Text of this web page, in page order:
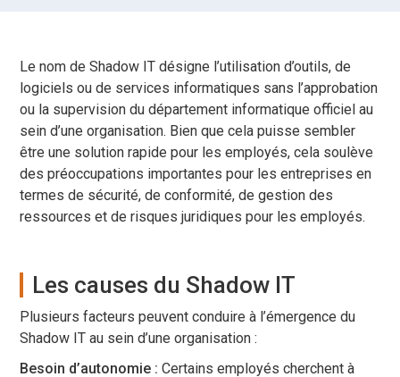
Le nom de Shadow IT désigne l’utilisation d’outils, de
logiciels ou de services informatiques sans l’approbation
ou la supervision du département informatique officiel au
sein d’une organisation. Bien que cela puisse sembler
être une solution rapide pour les employés, cela soulève
des préoccupations importantes pour les entreprises en
termes de sécurité, de conformité, de gestion des
ressources et de risques juridiques pour les employés.
Les causes du Shadow IT
Plusieurs facteurs peuvent conduire à l’émergence du
Shadow IT au sein d’une organisation :
Besoin d’autonomie : Certains employés cherchent à